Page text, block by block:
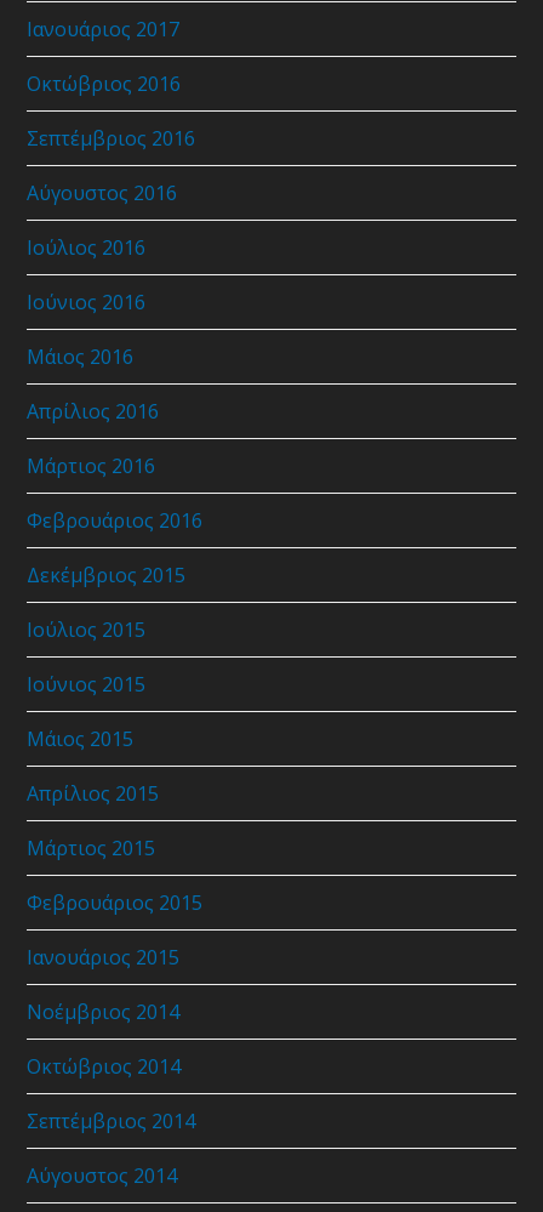
Ιανουάριος 2017
Οκτώβριος 2016
Σεπτέμβριος 2016
Αύγουστος 2016
Ιούλιος 2016
Ιούνιος 2016
Μάιος 2016
Απρίλιος 2016
Μάρτιος 2016
Φεβρουάριος 2016
Δεκέμβριος 2015
Ιούλιος 2015
Ιούνιος 2015
Μάιος 2015
Απρίλιος 2015
Μάρτιος 2015
Φεβρουάριος 2015
Ιανουάριος 2015
Νοέμβριος 2014
Οκτώβριος 2014
Σεπτέμβριος 2014
Αύγουστος 2014